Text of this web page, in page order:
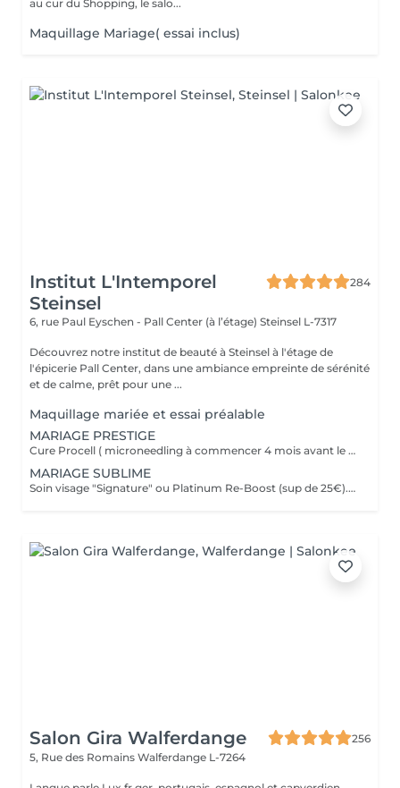
au cur du Shopping, le salo...
Maquillage Mariage( essai inclus)
Institut L'Intemporel
Steinsel
284
6, rue Paul Eyschen - Pall Center (à l’étage) Steinsel L-7317
Découvrez notre institut de beauté à Steinsel à l'étage de
l'épicerie Pall Center, dans une ambiance empreinte de sérénité
et de calme, prêt pour une ...
Maquillage mariée et essai préalable
MARIAGE PRESTIGE
Cure Procell ( microneedling à commencer 4 mois avant le jour J) ou cure Soin Signature. Gommage du corps et massage 1h : 1 semaine avant le jour J. Beauté des mains et beauté des pieds ( vernis semi permanent en supplément): 2 jours avant le jour J. Maquillage Mariée, le jour J + essai à votre convenance. Épilations au choix ( jambes entières, maillot intégral, aisselles , visage ou - ), 2 jours avant le jour J. Dates modulables évidemment. 1099€ à la place de 1435€.
MARIAGE SUBLIME
Soin visage "Signature" ou Platinum Re-Boost (sup de 25€). 1 semaine avant le jour J. Gommage du corps. 2 à 3 jours avant le jour J. Massage détente dos et épaules. 1 jour avant le jour J Beauté des pieds+ vernis simple ( semi permanent +6€). 2 jours avant le jour J Beauté des mains+ vernis classique ( semi permanent +15€). 2 à 3 jours avant le jour J Maquillage Mariée + essai. le jour J et l'essai au choix Épilations au choix ( jambes entières, maillot intégral, aisselles , visage ou - ), ( cire classique ). 3 jours avant le jour J Forfait à planifier avec votre esthéticienne, dates modulables évidemment 599€ à la place de 728€
Salon Gira Walferdange
256
5, Rue des Romains Walferdange L-7264